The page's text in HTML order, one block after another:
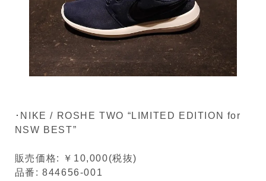
･NIKE / ROSHE TWO “LIMITED EDITION for
NSW BEST”
販売価格: ￥10,000(税抜)
品番: 844656-001